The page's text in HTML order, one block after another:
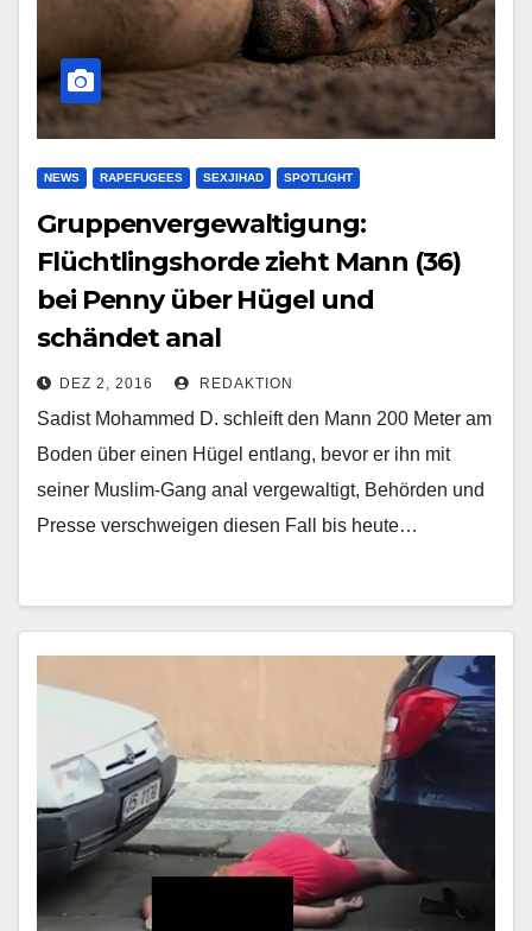
NEWS RAPEFUGEES SEXJIHAD SPOTLIGHT
Gruppenvergewaltigung:
Flüchtlingshorde zieht Mann (36)
bei Penny über Hügel und
schändet anal
DEZ 2, 2016 REDAKTION
Sadist Mohammed D. schleift den Mann 200 Meter am
Boden über einen Hügel entlang, bevor er ihn mit
seiner Muslim-Gang anal vergewaltigt, Behörden und
Presse verschweigen diesen Fall bis heute…